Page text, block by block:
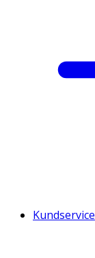
Kundservice